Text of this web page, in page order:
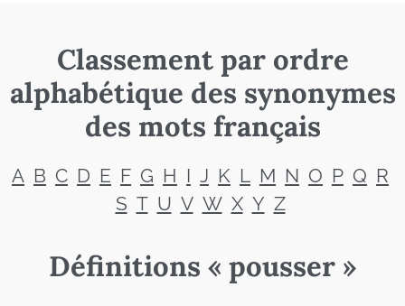
Classement par ordre
alphabétique des synonymes
des mots français
A B C D E F G H I J K L M N O P Q R
S T U V W X Y Z
Définitions « pousser »